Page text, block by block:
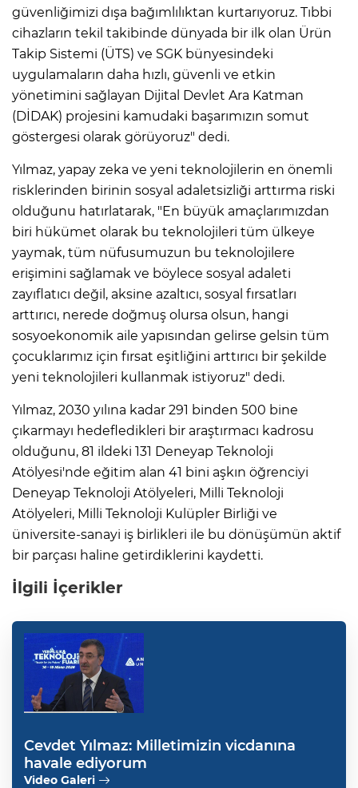
güvenliğimizi dışa bağımlılıktan kurtarıyoruz. Tıbbi
cihazların tekil takibinde dünyada bir ilk olan Ürün
Takip Sistemi (ÜTS) ve SGK bünyesindeki
uygulamaların daha hızlı, güvenli ve etkin
yönetimini sağlayan Dijital Devlet Ara Katman
(DİDAK) projesini kamudaki başarımızın somut
göstergesi olarak görüyoruz" dedi.
Yılmaz, yapay zeka ve yeni teknolojilerin en önemli
risklerinden birinin sosyal adaletsizliği arttırma riski
olduğunu hatırlatarak, "En büyük amaçlarımızdan
biri hükümet olarak bu teknolojileri tüm ülkeye
yaymak, tüm nüfusumuzun bu teknolojilere
erişimini sağlamak ve böylece sosyal adaleti
zayıflatıcı değil, aksine azaltıcı, sosyal fırsatları
arttırıcı, nerede doğmuş olursa olsun, hangi
sosyoekonomik aile yapısından gelirse gelsin tüm
çocuklarımız için fırsat eşitliğini arttırıcı bir şekilde
yeni teknolojileri kullanmak istiyoruz" dedi.
Yılmaz, 2030 yılına kadar 291 binden 500 bine
çıkarmayı hedefledikleri bir araştırmacı kadrosu
olduğunu, 81 ildeki 131 Deneyap Teknoloji
Atölyesi'nde eğitim alan 41 bini aşkın öğrenciyi
Deneyap Teknoloji Atölyeleri, Milli Teknoloji
Atölyeleri, Milli Teknoloji Kulüpler Birliği ve
üniversite-sanayi iş birlikleri ile bu dönüşümün aktif
bir parçası haline getirdiklerini kaydetti.
İlgili İçerikler
Cevdet Yılmaz: Milletimizin vicdanına
havale ediyorum
Video Galeri